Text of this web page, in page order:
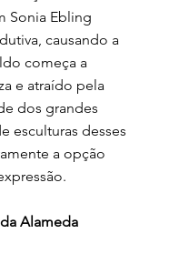
Sonia Ebling
causando a
começa a
e atraído pela
dos grandes
esculturas desses
a opção
Alameda